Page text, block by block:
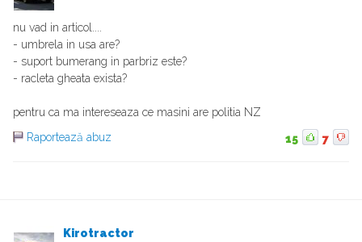
nu vad in articol....
- umbrela in usa are?
- suport bumerang in parbriz este?
- racleta gheata exista?
pentru ca ma intereseaza ce masini are politia NZ
Raportează abuz
15 7
Kirotractor